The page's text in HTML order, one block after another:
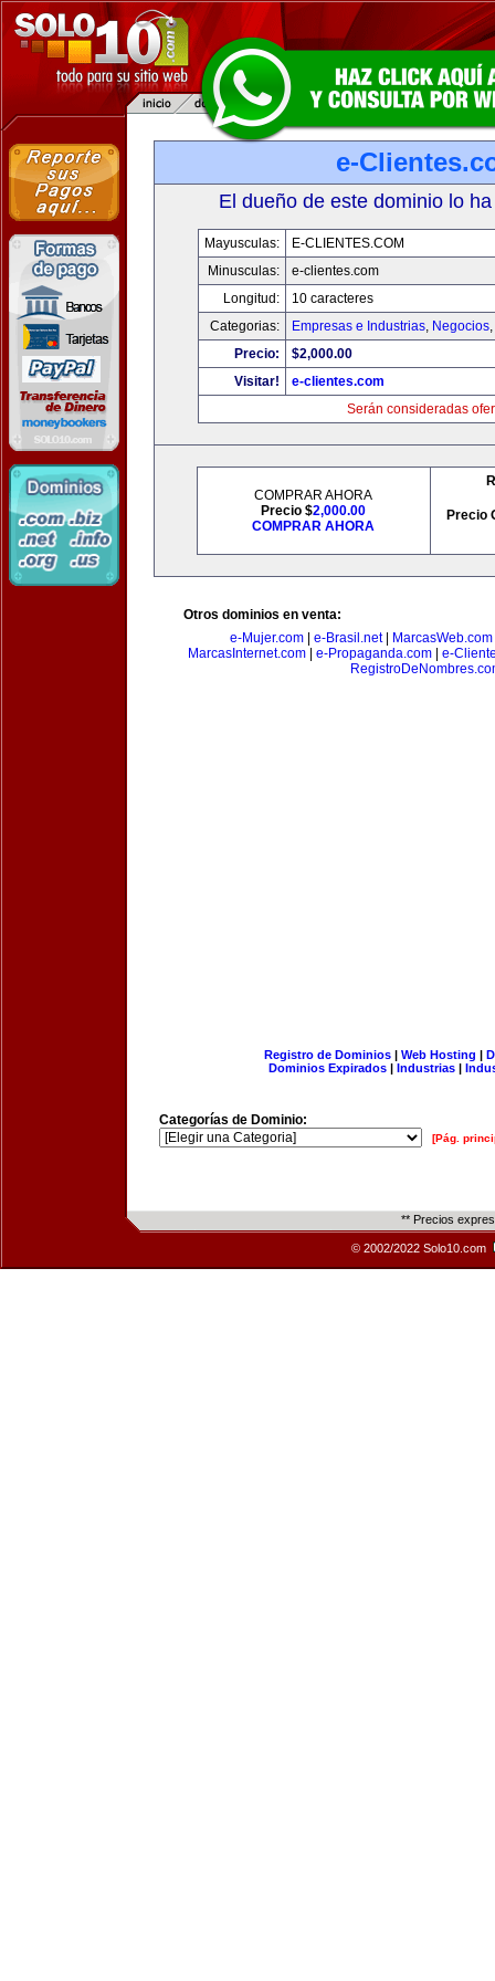
e-
El dueño de este dominio lo
Mayusculas:
E-CLIENTES.COM
Minusculas:
e-clientes.com
Longitud:
10 caracteres
Categorias:
Empresas e Industrias, Negocios,
Precio:
$2,000.00
Visitar!
e-clientes.com
Serán consideradas
COMPRAR AHORA
Precio $2,000.00
COMPRAR AHORA
Precio
Otros dominios en venta:
e-Mujer.com| e-Brasil.net| MarcasWeb.com
MarcasInternet.com| e-Propaganda.com| e-
Registro de Dominios| Web Hosting |
Dominios Expirados | Industrias |
Categorías de Dominio:
[Pág.
** Precios
© 2002/2022 Solo10.com